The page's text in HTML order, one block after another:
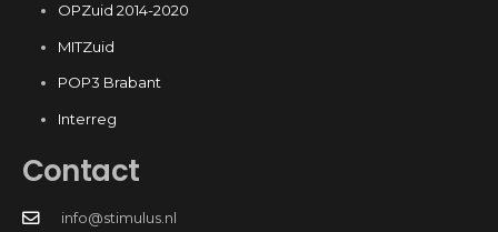
OPZuid 2014-2020
MITZuid
POP3 Brabant
Interreg
Contact
info@stimulus.nl